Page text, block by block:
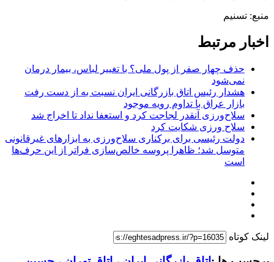
منبع: تسنیم
اخبار مرتبط
حذف چهار صفر از پول ملی؟ با تغییر لباس، بیمار درمان
نمی‌شود
هشدار رئیس اتاق بازرگانی ایران نسبت به از دست رفت
بازار عراق با تداوم رویه موجود
سلاح‌ورزی آنقدر لجاجت کرد و استعفا نداد تا اخراج شد
سلاح ورزی شکایت کرد
دولت رئیسی برای برکناری سلاح‌ورزی به ابزارهای غیرقانونی
متوسل شد؛ ظاهرا پروسه خالص‌سازی فراتر از این حرف‌ها
است
لینک کوتاه